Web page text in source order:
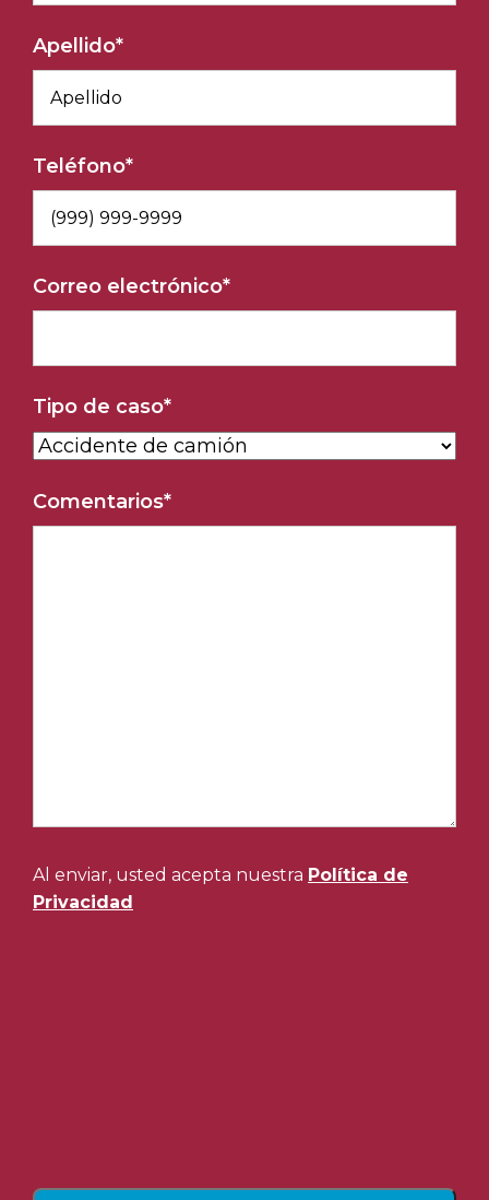
Apellido*
Teléfono*
Correo electrónico*
Tipo de caso*
Comentarios*
Al enviar, usted acepta nuestra Política de
Privacidad